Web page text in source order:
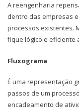
A reengenharia
dentro das empresas
processos existentes.
fique lógico e eficiente
Fluxograma
É uma representação
passos de um
encadeamento de